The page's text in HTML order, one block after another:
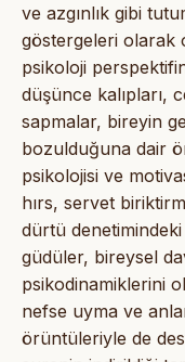
ve azgınlık gibi
göstergeleri olarak
psikoloji
düşünce kalıpları,
sapmalar, bireyin
bozulduğuna dair
psikolojisi ve
hırs, servet
dürtü denetimindeki
güdüler, bireysel
psikodinamiklerini
nefse uyma ve
örüntüleriyle de